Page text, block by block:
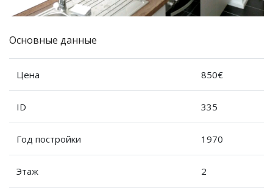
Основные данные
Цена 850€
ID 335
Год постройки 1970
Этаж 2